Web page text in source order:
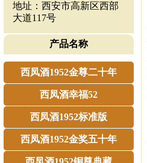
地址：西安市高新区西部
大道117号
产品名称
西凤酒1952金尊二十年
西凤酒幸福52
西凤酒1952标准版
西凤酒1952金奖五十年